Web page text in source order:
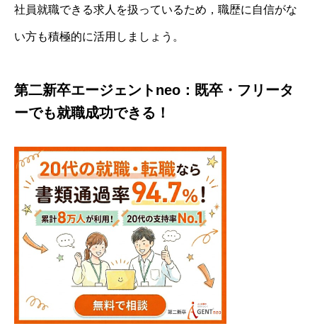
社員就職できる求人を扱っているため，職歴に自信がな
い方も積極的に活用しましょう。
第二新卒エージェントneo：既卒・フリータ
ーでも就職成功できる！